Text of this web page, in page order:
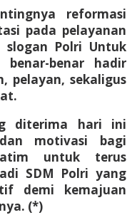
reformasi
pada pelayanan
slogan Polri Untuk
benar-benar hadir
pelayan, sekaligus
diterima hari ini
motivasi bagi
untuk terus
SDM Polri yang
demi kemajuan
(*)